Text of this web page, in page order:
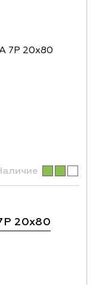
20х80